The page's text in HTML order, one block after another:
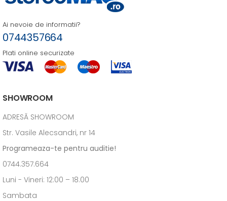
Ai nevoie de informatii?
0744357664
Plati online securizate
SHOWROOM
ADRESĂ SHOWROOM
Str. Vasile Alecsandri, nr 14
Programeaza-te pentru auditie!
0744.357.664
Luni - Vineri: 12:00 – 18.00
Sambata